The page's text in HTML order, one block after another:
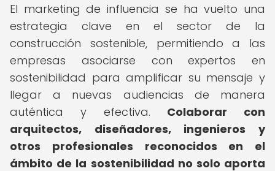
El marketing de influencia se ha vuelto una
estrategia clave en el sector de la
construcción sostenible, permitiendo a las
empresas asociarse con expertos en
sostenibilidad para amplificar su mensaje y
llegar a nuevas audiencias de manera
auténtica y efectiva. Colaborar con
arquitectos, diseñadores, ingenieros y
otros profesionales reconocidos en el
ámbito de la sostenibilidad no solo aporta